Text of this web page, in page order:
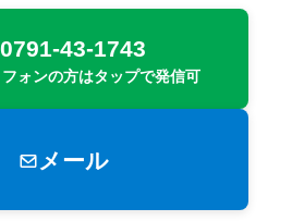
0791-43-1743
ォンの方はタップで発信可
メール